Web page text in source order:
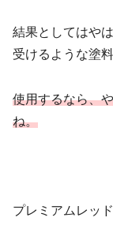
結果としてはや
受けるような塗
使用するなら、
ね。
プレミアムレッ